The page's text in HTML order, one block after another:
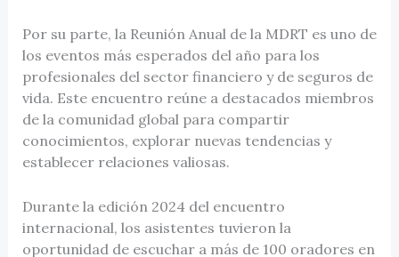
Por su parte, la Reunión Anual de la MDRT es uno de
los eventos más esperados del año para los
profesionales del sector financiero y de seguros de
vida. Este encuentro reúne a destacados miembros
de la comunidad global para compartir
conocimientos, explorar nuevas tendencias y
establecer relaciones valiosas.
Durante la edición 2024 del encuentro
internacional, los asistentes tuvieron la
oportunidad de escuchar a más de 100 oradores en